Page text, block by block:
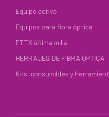
Equipo activo
Equipos para fibra óptica
FTTX última milla
HERRAJES DE FIBRA ÓPTICA
Kits, consumibles y